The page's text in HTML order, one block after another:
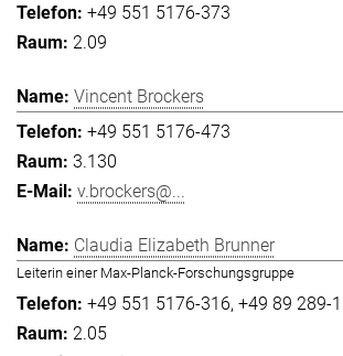
+49 551 5176-373
2.09
Vincent Brockers
+49 551 5176-473
3.130
v.brockers@...
Claudia Elizabeth Brunner
Leiterin einer Max-Planck-Forschungsgruppe
+49 551 5176-316 +49 89 289-
2.05